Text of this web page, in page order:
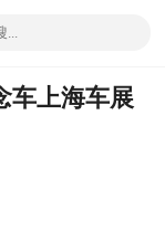
车上海车展